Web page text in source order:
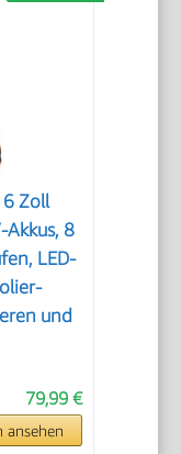
6 Zoll
8
LED-
und
79,99 €
ansehen